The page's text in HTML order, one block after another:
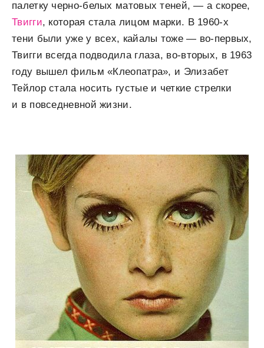
палетку черно-белых матовых теней, — а скорее,
Твигги, которая стала лицом марки. В 1960-х
тени были уже у всех, кайалы тоже — во-первых,
Твигги всегда подводила глаза, во-вторых, в 1963
году вышел фильм «Клеопатра», и Элизабет
Тейлор стала носить густые и четкие стрелки
и в повседневной жизни.